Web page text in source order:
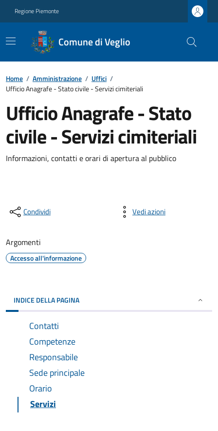
Regione Piemonte
Comune di Veglio
Home / Amministrazione / Uffici /
Ufficio Anagrafe - Stato civile - Servizi cimiteriali
Ufficio Anagrafe - Stato
civile - Servizi cimiteriali
Informazioni, contatti e orari di apertura al pubblico
Condividi Vedi azioni
Argomenti
Accesso all'informazione
INDICE DELLA PAGINA
Contatti
Competenze
Responsabile
Sede principale
Orario
Servizi